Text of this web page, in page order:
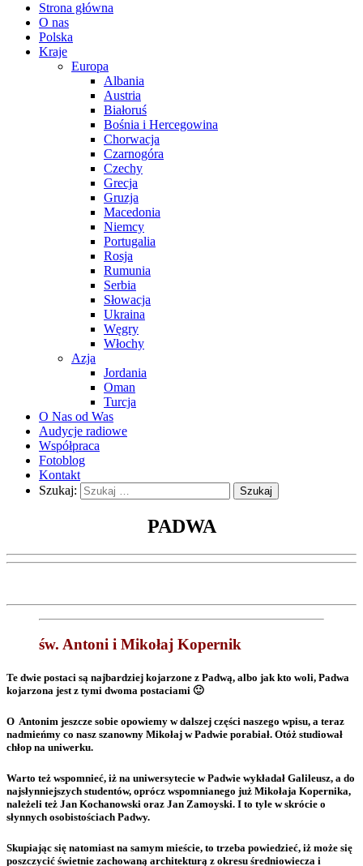
Strona główna
O nas
Polska
Kraje
Europa
Albania
Austria
Białoruś
Bośnia i Hercegowina
Chorwacja
Czarnogóra
Czechy
Grecja
Gruzja
Macedonia
Niemcy
Portugalia
Rosja
Rumunia
Serbia
Słowacja
Ukraina
Węgry
Włochy
Azja
Jordania
Oman
Turcja
O Nas od Was
Audycje radiowe
Współpraca
Fotoblog
Kontakt
Szukaj:
PADWA
św. Antoni i Mikołaj Kopernik
Te dwie postaci są najbardziej kojarzone z Padwą, albo jak kto woli, Padwa
kojarzona jest z tymi dwoma postaciami 🙂
O Antonim jeszcze sobie opowiemy w dalszej części naszego wpisu, a teraz
nadmieńmy co nasz szanowny Mikołaj w Padwie porabiał. Otóż studiował
chłop na uniwerku.
Warto też wspomnieć, iż na uniwersytecie w Padwie wykładał Galileusz, a do
najsłynniejszych studentów, oprócz wspomnianego już Mikołaja Kopernika,
należeli też Jan Kochanowski oraz Jan Zamoyski. I to tyle w skrócie o
słynnych osobistościach Padwy.
Skupiając się natomiast na samym mieście, to trzeba powiedzieć, iż może się
poszczycić świetnie zachowaną architekturą z okresu średniowiecza i